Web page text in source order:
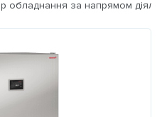
обладнання за напрямом